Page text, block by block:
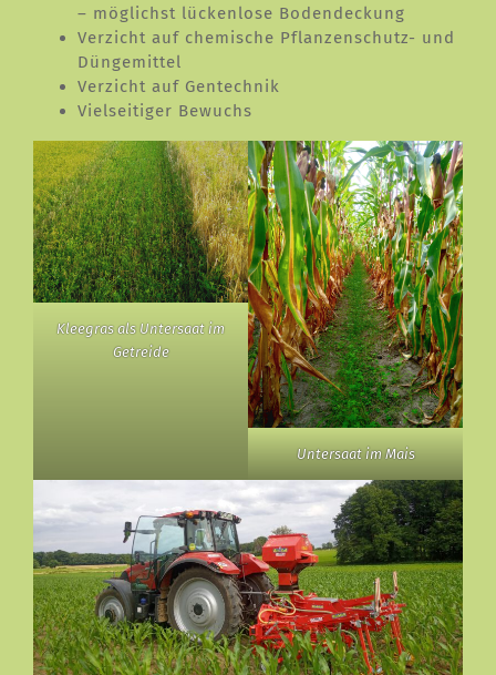
– möglichst lückenlose Bodendeckung
Verzicht auf chemische Pflanzenschutz- und
Düngemittel
Verzicht auf Gentechnik
Vielseitiger Bewuchs
Kleegras als Untersaat im
Getreide
Untersaat im Mais